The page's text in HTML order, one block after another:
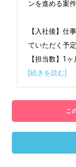
ンを進める案
【入社後】仕
ていただく予定
【担当数】1ヶ
[続きを読む]
こ